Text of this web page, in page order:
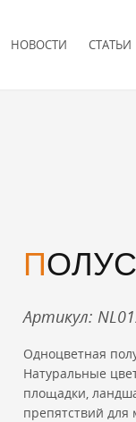
НОВОСТИ СТАТЬИ
Артикул:
Одноцветная
Натуральные
площадки,
препятствий